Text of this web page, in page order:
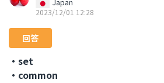
Japan
2023/12/01 12:28
回答
・set
・common